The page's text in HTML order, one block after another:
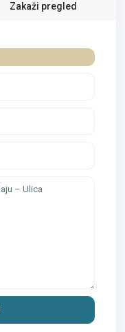
Zakaži pregled